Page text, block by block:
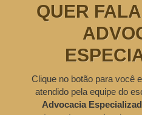
QUER
Clique no botão para você
atendido pela equipe do
Advocacia